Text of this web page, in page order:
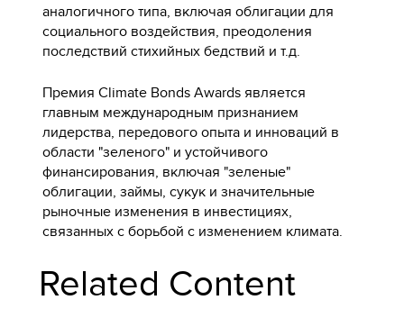
аналогичного типа, включая облигации для
социального воздействия, преодоления
последствий стихийных бедствий и т.д.
Премия Climate Bonds Awards является
главным международным признанием
лидерства, передового опыта и инноваций в
области "зеленого" и устойчивого
финансирования, включая "зеленые"
облигации, займы, сукук и значительные
рыночные изменения в инвестициях,
связанных с борьбой с изменением климата.
Related Content